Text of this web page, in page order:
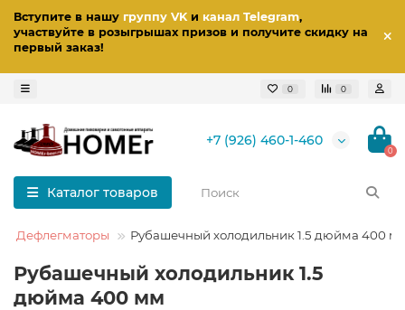
Вступите в нашу группу VKи канал Telegram,
участвуйте в розыгрышах призов и получите скидку на
первый заказ!
0 0
+7 (926) 460-1-460
0
Каталог товаров
и Дефлегматоры Рубашечный холодильник 1.5 дюйма 400
Рубашечный холодильник 1.5
дюйма 400 мм